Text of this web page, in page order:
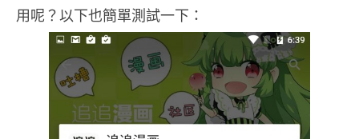
用呢？以下也簡單測試一下：